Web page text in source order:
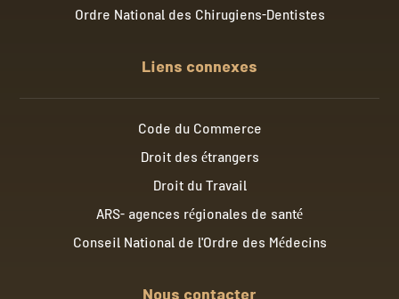
Ordre National des Chirugiens-Dentistes
Liens connexes
Code du Commerce
Droit des étrangers
Droit du Travail
ARS- agences régionales de santé
Conseil National de l'Ordre des Médecins